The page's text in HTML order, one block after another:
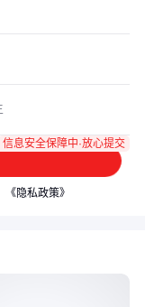
信息安全保障中·放心提交
《隐私政策》